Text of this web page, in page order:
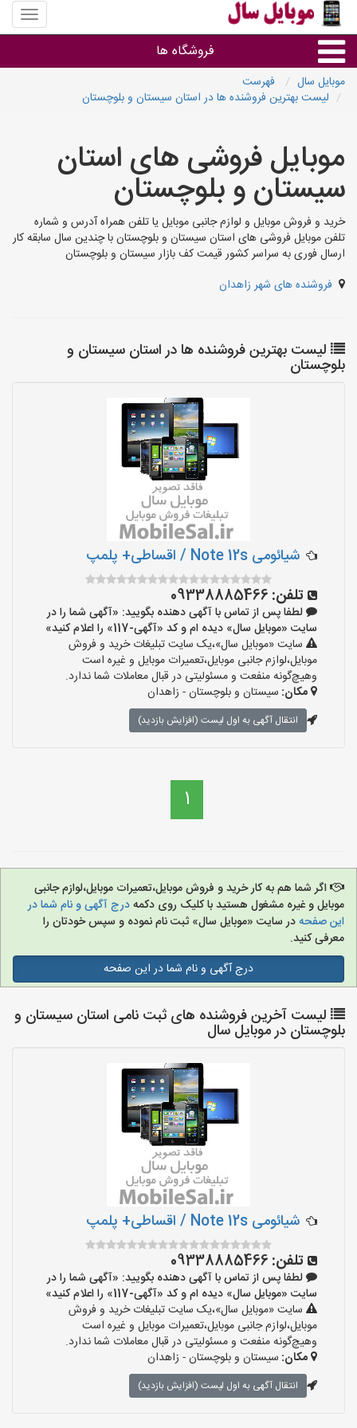
منوی
سایت
سال
فروشگاه ها
موبایل و تبلت
سایر گروه ها
فروشگاه های موبایل
موبایل سال
فهرست
لیست بهترین فروشنده ها در استان سیستان و بلوچستان
موبایل فروشی های استان
سیستان و بلوچستان
خرید و فروش موبایل و لوازم جانبی موبایل یا تلفن همراه آدرس و شماره
تلفن موبایل فروشی های استان سیستان و بلوچستان با چندین سال سابقه کار
ارسال فوری به سراسر کشور قیمت کف بازار سیستان و بلوچستان
فروشنده های شهر زاهدان
لیست بهترین فروشنده ها در استان سیستان و
بلوچستان
شیائومی Note 12s / اقساطی+ پلمپ
تلفن: 09338885466
لطفا پس از تماس با آگهی دهنده بگویید: «آگهی شما را در
سایت «موبایل سال» دیده ام و کد «آگهی-117» را اعلام کنید»
سایت «موبایل سال»،یک سایت تبلیغات خرید و فروش
موبایل،لوازم جانبی موبایل،تعمیرات موبایل و غیره است
وهیچ‌گونه منفعت و مسئولیتی در قبال معاملات شما ندارد.
مکان: سیستان و بلوچستان - زاهدان
انتقال آگهی به اول لیست (افزایش بازدید)
1
اگر شما هم به کار خرید و فروش موبایل،تعمیرات موبایل،لوازم جانبی
موبایل و غیره مشغول هستید با کلیک روی دکمهدرج آگهی و نام شما در
این صفحهدر سایت «موبایل سال» ثبت نام نموده و سپس خودتان را
معرفی کنید.
درج آگهی و نام شما در این صفحه
لیست آخرین فروشنده های ثبت نامی استان سیستان و
بلوچستان در موبایل سال
شیائومی Note 12s / اقساطی+ پلمپ
تلفن: 09338885466
لطفا پس از تماس با آگهی دهنده بگویید: «آگهی شما را در
سایت «موبایل سال» دیده ام و کد «آگهی-117» را اعلام کنید»
سایت «موبایل سال»،یک سایت تبلیغات خرید و فروش
موبایل،لوازم جانبی موبایل،تعمیرات موبایل و غیره است
وهیچ‌گونه منفعت و مسئولیتی در قبال معاملات شما ندارد.
مکان: سیستان و بلوچستان - زاهدان
انتقال آگهی به اول لیست (افزایش بازدید)